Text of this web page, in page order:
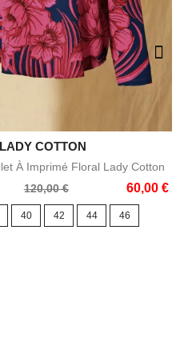
Aperçu rapide
LADY COTTON
À Imprimé Floral Lady Cotton
120,00 € 60,00 €
40 42 44 46